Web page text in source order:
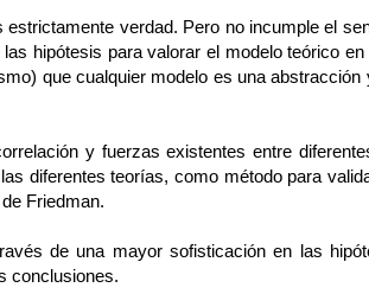
verdad. Pero no incumple el
hipótesis para valorar el modelo teórico
que cualquier modelo es una abstracción
y fuerzas existentes entre
diferentes teorías, como método para
Friedman.
de una mayor sofisticación en las
conclusiones.